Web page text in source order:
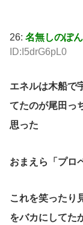
26: 名無しのぽ
ID:I5drG6pL0
エネルは木船で
てたのが尾田っ
思った
おまえら「プロ
これを笑ったり
をバカにしてた